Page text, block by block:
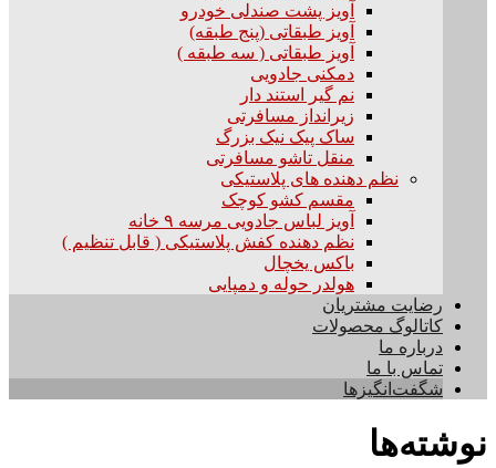
آویز پشت صندلی خودرو
آویز طبقاتی (پنج طبقه)
آویز طبقاتی ( سه طبقه )
دمکنی جادویی
نم گیر استند دار
زیرانداز مسافرتی
ساک پیک نیک بزرگ
منقل تاشو مسافرتی
نظم دهنده های پلاستیکی
مقسم کشو کوچک
آویز لباس جادویی مرسه ۹ خانه
نظم دهنده کفش پلاستیکی ( قابل تنظیم )
باکس یخچال
هولدر حوله و دمپایی
رضایت مشتریان
کاتالوگ محصولات
درباره ما
تماس با ما
شگفت‌انگیزها
نوشته‌ها